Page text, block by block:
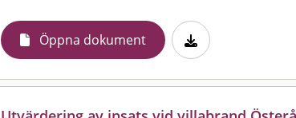
Öppna dokument